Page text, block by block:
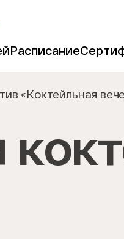
Расписание
«Коктейльная